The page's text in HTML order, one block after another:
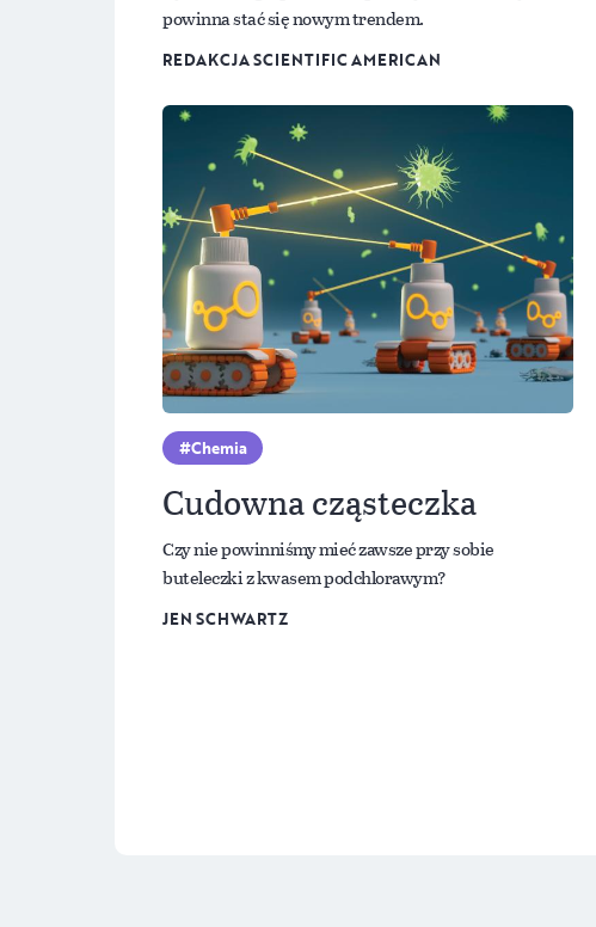
powinna stać się nowym trendem.
REDAKCJA SCIENTIFIC AMERICAN
Chemia
Cudowna cząsteczka
Czy nie powinniśmy mieć zawsze przy sobie
buteleczki z kwasem podchlorawym?
JEN SCHWARTZ